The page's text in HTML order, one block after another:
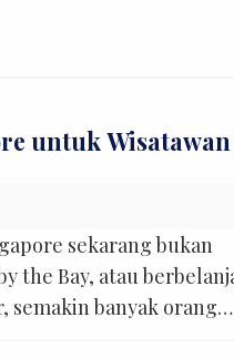
untuk Wisatawan
sekarang bukan
the Bay, atau
semakin banyak orang